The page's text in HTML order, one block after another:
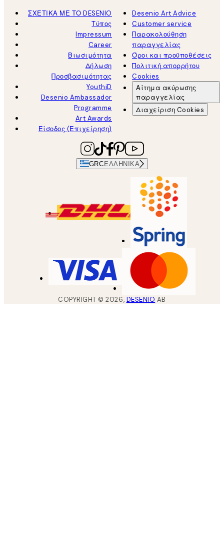
ΣΧΕΤΙΚΑ ΜΕ ΤΟ DESENIO
Τύπος
Impressum
Career
Βιωσιμότητα
Δήλωση
Προσβασιμότητας
YouthiD
Desenio Ambassador
Programme
Art Awards
Είσοδος (Επιχείρηση)
Desenio Art Advice
Customer service
Παρακολούθηση
παραγγελίας
Όροι και προϋποθέσεις
Πολιτική απορρήτου
Cookies
Αίτημα ακύρωσης
παραγγελίας
Διαχείριση Cookies
GRCΕΛΛΗΝΙΚΆ
COPYRIGHT ©2026, DESENIO AB